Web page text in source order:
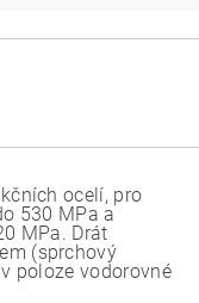
ocelí, pro
530 MPa a
MPa. Drát
(sprchový
poloze vodorovné